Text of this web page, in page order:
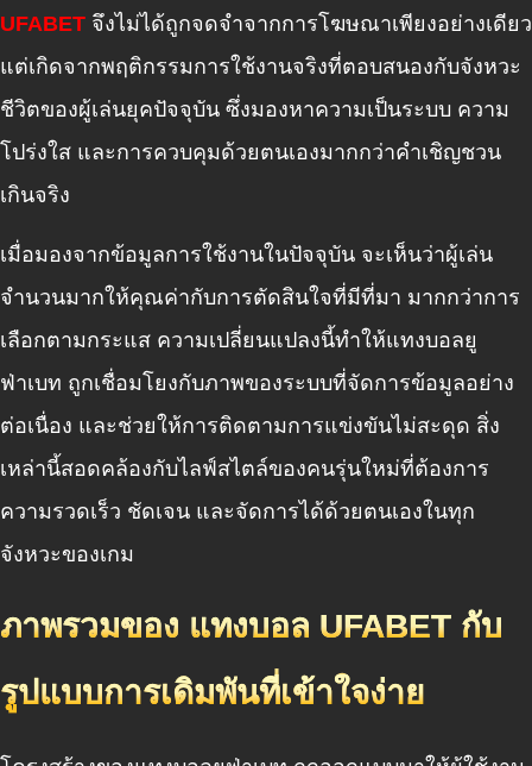
UFABET จึงไม่ได้ถูกจดจำจากการโฆษณาเพียงอย่างเดียว
แต่เกิดจากพฤติกรรมการใช้งานจริงที่ตอบสนองกับจังหวะ
ชีวิตของผู้เล่นยุคปัจจุบัน ซึ่งมองหาความเป็นระบบ ความ
โปร่งใส และการควบคุมด้วยตนเองมากกว่าคำเชิญชวน
เกินจริง
เมื่อมองจากข้อมูลการใช้งานในปัจจุบัน จะเห็นว่าผู้เล่น
จำนวนมากให้คุณค่ากับการตัดสินใจที่มีที่มา มากกว่าการ
เลือกตามกระแส ความเปลี่ยนแปลงนี้ทำให้แทงบอลยู
ฟ่าเบท ถูกเชื่อมโยงกับภาพของระบบที่จัดการข้อมูลอย่าง
ต่อเนื่อง และช่วยให้การติดตามการแข่งขันไม่สะดุด สิ่ง
เหล่านี้สอดคล้องกับไลฟ์สไตล์ของคนรุ่นใหม่ที่ต้องการ
ความรวดเร็ว ชัดเจน และจัดการได้ด้วยตนเองในทุก
จังหวะของเกม
ภาพรวมของ แทงบอล UFABET กับ
รูปแบบการเดิมพันที่เข้าใจง่าย